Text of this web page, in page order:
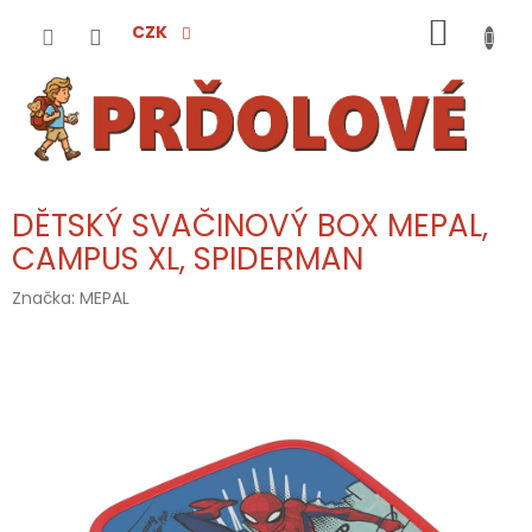
CZK
KOŠÍK
DĚTSKÝ SVAČINOVÝ BOX MEPAL,
CAMPUS XL, SPIDERMAN
Značka: MEPAL